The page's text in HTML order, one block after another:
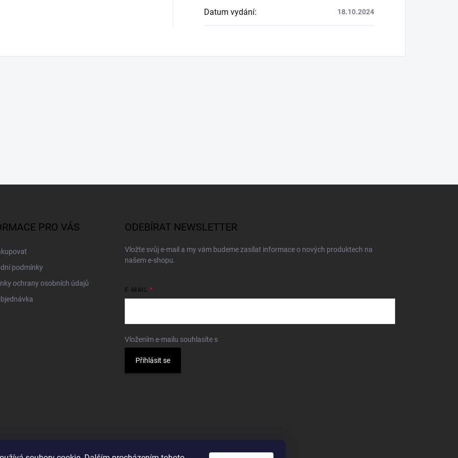
Datum vydání: 18.10.2024
PRO VÁS
podmínky
ochrany osobních údajů
ODEBÍRAT NEWSLETTER
Vložte svůj e-mail a my vám budeme zasílat informace o nových produktech na
našem e-shopu.
E-MAIL
Vložením e-mailu souhlasíte s
Přihlásit se